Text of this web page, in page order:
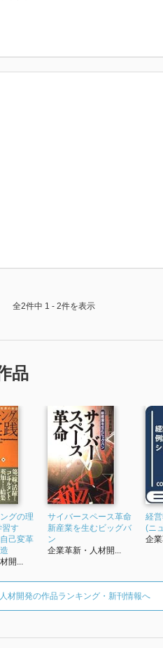
全2件中 1 - 2件を表示
品
グの理
習す
己変革
開...
サイバースペース革命
新産業を生むビッグバ
ン
企業革新・人材開...
経
(ニ
企
材開発の作品ランキング・新刊情報へ